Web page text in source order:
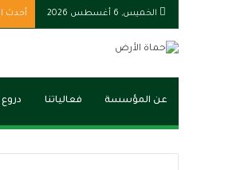
الخميس, 6 أغسطس 2026 أحدث
عن المؤسسة فعالياتنا